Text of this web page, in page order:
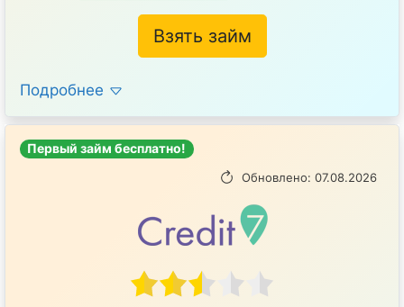
Взять займ
Подробнее
Первый займ бесплатно!
Обновлено: 07.08.2026